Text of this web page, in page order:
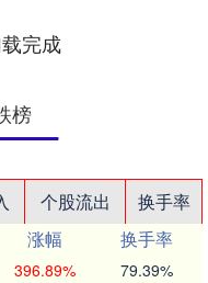
完成
榜
个股流出
换手率
涨幅
换手率
396.89% 79.39%